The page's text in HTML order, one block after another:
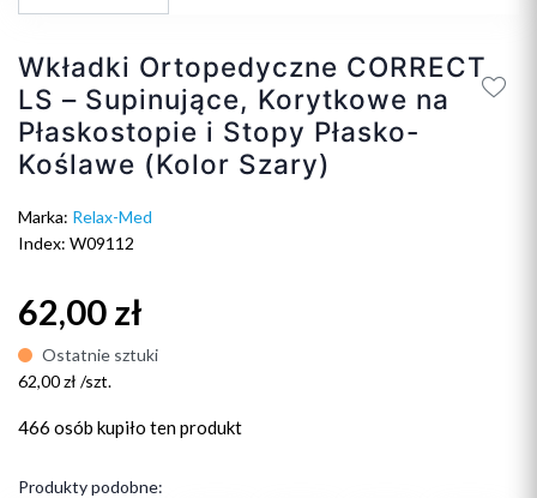
Wkładki Ortopedyczne CORRECT
LS – Supinujące, Korytkowe na
Płaskostopie i Stopy Płasko-
Koślawe (Kolor Szary)
Marka: Relax-Med
Index: W09112
62,00 zł
Ostatnie sztuki
62,00 zł /szt.
466 osób kupiło ten produkt
Produkty podobne: